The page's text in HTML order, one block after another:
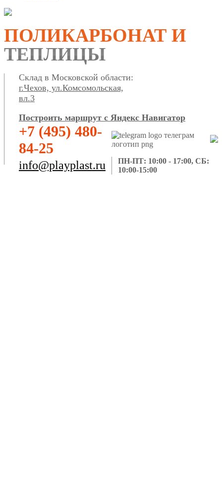
ПОЛИКАРБОНАТ И
ТЕПЛИЦЫ
Склад в Московской области:
г.Чехов, ул.Комсомольская,
вл.3
Построить маршрут с Яндекс Навигатор
+7 (495) 480-
84-25
info@playplast.ru
ПН-ПТ: 10:00 - 17:00, СБ:
10:00-15:00